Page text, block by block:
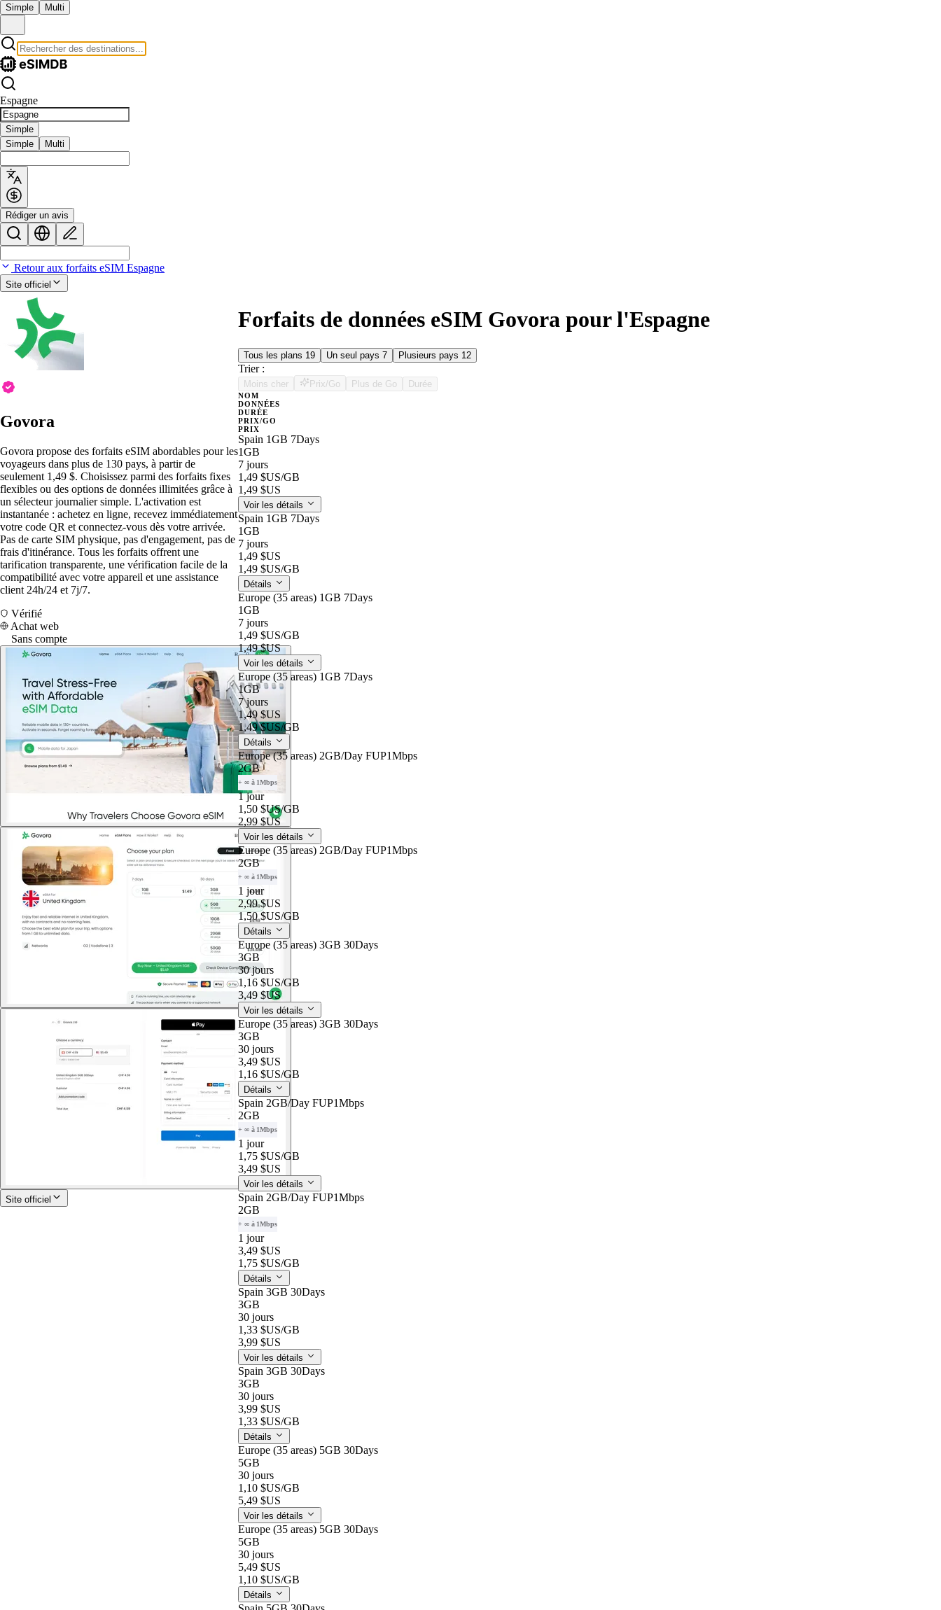
Simple Multi
Espagne
Simple
Simple
Multi
Rédiger un avis
Retour aux forfaits eSIM Espagne
Site officiel
Govora
Govora propose des forfaits eSIM abordables pour les
voyageurs dans plus de 130 pays, à partir de
seulement 1,49 $. Choisissez parmi des forfaits fixes
flexibles ou des options de données illimitées grâce à
un sélecteur journalier simple. L'activation est
instantanée : achetez en ligne, recevez immédiatement
votre code QR et connectez-vous dès votre arrivée.
Pas de carte SIM physique, pas d'engagement, pas de
frais d'itinérance. Tous les forfaits offrent une
tarification transparente, une vérification facile de la
compatibilité avec votre appareil et une assistance
client 24h/24 et 7j/7.
Vérifié
Achat web
Sans compte
Site officiel
Forfaits de données eSIM Govora pour l'Espagne
Tous les plans 19 Un seul pays 7 Plusieurs pays 12
Trier :
Moins cher Prix/Go Plus de Go Durée
NOM
DONNÉES
DURÉE
PRIX/GO
PRIX
Spain 1GB 7Days
1GB
7 jours
1,49 $US/GB
1,49 $US
Voir les détails
Spain 1GB 7Days
1GB
7 jours
1,49 $US
1,49 $US/GB
Détails
Europe (35 areas) 1GB 7Days
1GB
7 jours
1,49 $US/GB
1,49 $US
Voir les détails
Europe (35 areas) 1GB 7Days
1GB
7 jours
1,49 $US
1,49 $US/GB
Détails
Europe (35 areas) 2GB/Day FUP1Mbps
2GB
+ ∞ à 1Mbps
1 jour
1,50 $US/GB
2,99 $US
Voir les détails
Europe (35 areas) 2GB/Day FUP1Mbps
2GB
+ ∞ à 1Mbps
1 jour
2,99 $US
1,50 $US/GB
Détails
Europe (35 areas) 3GB 30Days
3GB
30 jours
1,16 $US/GB
3,49 $US
Voir les détails
Europe (35 areas) 3GB 30Days
3GB
30 jours
3,49 $US
1,16 $US/GB
Détails
Spain 2GB/Day FUP1Mbps
2GB
+ ∞ à 1Mbps
1 jour
1,75 $US/GB
3,49 $US
Voir les détails
Spain 2GB/Day FUP1Mbps
2GB
+ ∞ à 1Mbps
1 jour
3,49 $US
1,75 $US/GB
Détails
Spain 3GB 30Days
3GB
30 jours
1,33 $US/GB
3,99 $US
Voir les détails
Spain 3GB 30Days
3GB
30 jours
3,99 $US
1,33 $US/GB
Détails
Europe (35 areas) 5GB 30Days
5GB
30 jours
1,10 $US/GB
5,49 $US
Voir les détails
Europe (35 areas) 5GB 30Days
5GB
30 jours
5,49 $US
1,10 $US/GB
Détails